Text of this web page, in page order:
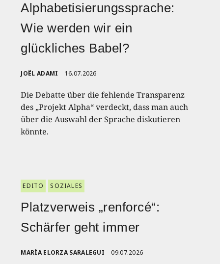
Alphabetisierungssprache:
Wie werden wir ein
glückliches Babel?
JOËL ADAMI 16.07.2026
Die Debatte über die fehlende Transparenz
des „Projekt Alpha“ verdeckt, dass man auch
über die Auswahl der Sprache diskutieren
könnte.
EDITO SOZIALES
Platzverweis „renforcé“:
Schärfer geht immer
MARÍA ELORZA SARALEGUI 09.07.2026